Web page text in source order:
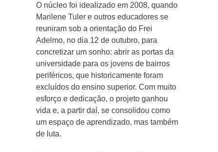
O núcleo foi idealizado em 2008, quando
Marilene Tuler e outros educadores se
reuniram sob a orientação do Frei
Adelmo, no dia 12 de outubro, para
concretizar um sonho: abrir as portas da
universidade para os jovens de bairros
periféricos, que historicamente foram
excluídos do ensino superior. Com muito
esforço e dedicação, o projeto ganhou
vida e, a partir daí, se consolidou como
um espaço de aprendizado, mas também
de luta.